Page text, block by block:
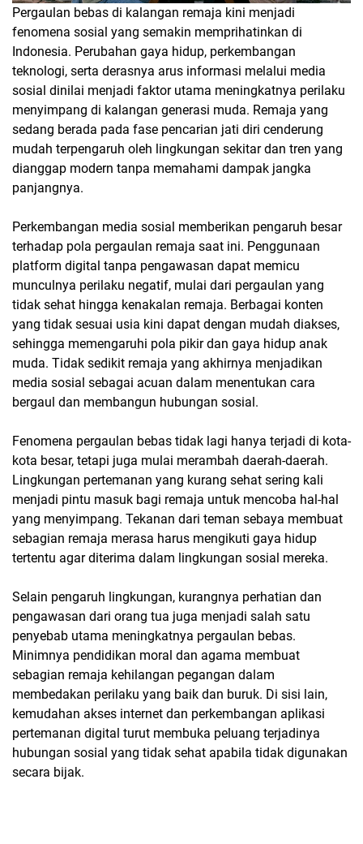
Pergaulan bebas di kalangan remaja kini menjadi
fenomena sosial yang semakin memprihatinkan di
Indonesia. Perubahan gaya hidup, perkembangan
teknologi, serta derasnya arus informasi melalui media
sosial dinilai menjadi faktor utama meningkatnya perilaku
menyimpang di kalangan generasi muda. Remaja yang
sedang berada pada fase pencarian jati diri cenderung
mudah terpengaruh oleh lingkungan sekitar dan tren yang
dianggap modern tanpa memahami dampak jangka
panjangnya.
Perkembangan media sosial memberikan pengaruh besar
terhadap pola pergaulan remaja saat ini. Penggunaan
platform digital tanpa pengawasan dapat memicu
munculnya perilaku negatif, mulai dari pergaulan yang
tidak sehat hingga kenakalan remaja. Berbagai konten
yang tidak sesuai usia kini dapat dengan mudah diakses,
sehingga memengaruhi pola pikir dan gaya hidup anak
muda. Tidak sedikit remaja yang akhirnya menjadikan
media sosial sebagai acuan dalam menentukan cara
bergaul dan membangun hubungan sosial.
Fenomena pergaulan bebas tidak lagi hanya terjadi di kota-
kota besar, tetapi juga mulai merambah daerah-daerah.
Lingkungan pertemanan yang kurang sehat sering kali
menjadi pintu masuk bagi remaja untuk mencoba hal-hal
yang menyimpang. Tekanan dari teman sebaya membuat
sebagian remaja merasa harus mengikuti gaya hidup
tertentu agar diterima dalam lingkungan sosial mereka.
Selain pengaruh lingkungan, kurangnya perhatian dan
pengawasan dari orang tua juga menjadi salah satu
penyebab utama meningkatnya pergaulan bebas.
Minimnya pendidikan moral dan agama membuat
sebagian remaja kehilangan pegangan dalam
membedakan perilaku yang baik dan buruk. Di sisi lain,
kemudahan akses internet dan perkembangan aplikasi
pertemanan digital turut membuka peluang terjadinya
hubungan sosial yang tidak sehat apabila tidak digunakan
secara bijak.